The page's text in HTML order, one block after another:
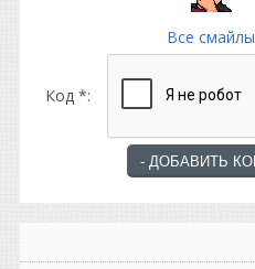
Все смайлы
Код *: